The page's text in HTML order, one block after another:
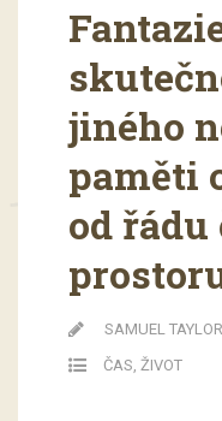
jiného
paměti
od řádu
SAMUEL
ČAS, ŽIVOT